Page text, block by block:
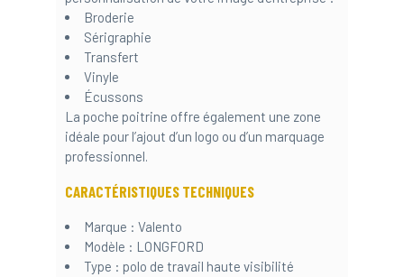
Broderie
Sérigraphie
Transfert
Vinyle
Écussons
La poche poitrine offre également une zone
idéale pour l’ajout d’un logo ou d’un marquage
professionnel.
CARACTÉRISTIQUES TECHNIQUES
Marque : Valento
Modèle : LONGFORD
Type : polo de travail haute visibilité